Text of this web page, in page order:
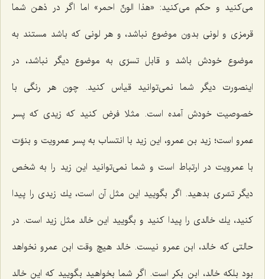
مى‌كنید و حكم مى‌كنید: «هذا الونٌ احمر» اما اگر در ذهن شما
قرمزى و لونى بدون موضوع نباشد، و هر لونى كه باشد مستند به
موضوع خودش باشد و قابل تسرّى به موضوع دیگر نباشد، در
اینصورت دیگر شما نمى‌توانید قیاس كنید. چون هر رنگى با
خصوصیت خودش آمده است. مثلا فرض كنید كه زیدى كه پسر
عمرو است؛ زید بن عمرو، این زید با انتساب به پسر عمرویت و بنوّت
با عمرویت در ارتباط است و شما نمى‌توانید این زید را به شخص
دیگر تسّرى بدهید. اگر بگویید این مثل آن است، یك زیدى را پیدا
كنید، یك خالدى را پیدا كنید و بگویید این خالد مثل زید است. در
حالتى كه خالد، ابن عمرو نیست. خالد هیچ وقت ابن عمرو نخواهد
بود بلكه خالد، ابن بكر است. اگر شما بخواهید بگویید كه این خالد